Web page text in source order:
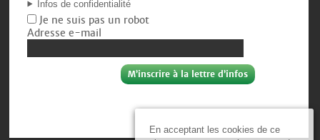
En acceptant les cookies de ce
Infos de confidentialité
Je ne suis pas un robot
Adresse e-mail